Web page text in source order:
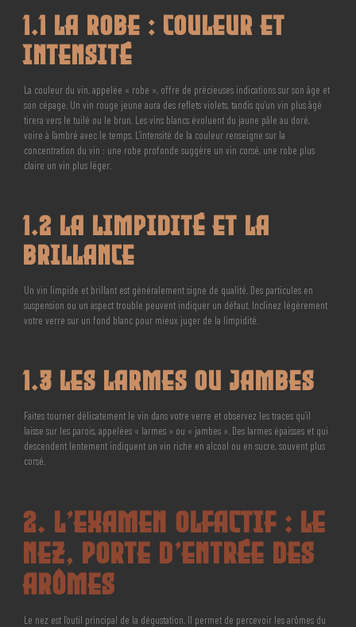
1.1 La Robe : Couleur et
Intensité
La couleur du vin, appelée « robe », offre de précieuses indications sur son âge et
son cépage. Un vin rouge jeune aura des reflets violets, tandis qu’un vin plus âgé
tirera vers le tuilé ou le brun. Les vins blancs évoluent du jaune pâle au doré,
voire à l’ambré avec le temps. L’intensité de la couleur renseigne sur la
concentration du vin : une robe profonde suggère un vin corsé, une robe plus
claire un vin plus léger.
1.2 La Limpidité et la
Brillance
Un vin limpide et brillant est généralement signe de qualité. Des particules en
suspension ou un aspect trouble peuvent indiquer un défaut. Inclinez légèrement
votre verre sur un fond blanc pour mieux juger de la limpidité.
1.3 Les Larmes ou Jambes
Faites tourner délicatement le vin dans votre verre et observez les traces qu’il
laisse sur les parois, appelées « larmes » ou « jambes ». Des larmes épaisses et qui
descendent lentement indiquent un vin riche en alcool ou en sucre, souvent plus
corsé.
2. L’Examen Olfactif : Le
Nez, Porte d’Entrée des
Arômes
Le nez est l’outil principal de la dégustation. Il permet de percevoir les arômes du